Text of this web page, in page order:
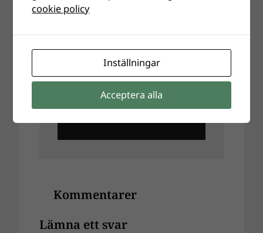
Kommentarer
Lämna ett svar
cookie policy
Inställningar
Acceptera alla